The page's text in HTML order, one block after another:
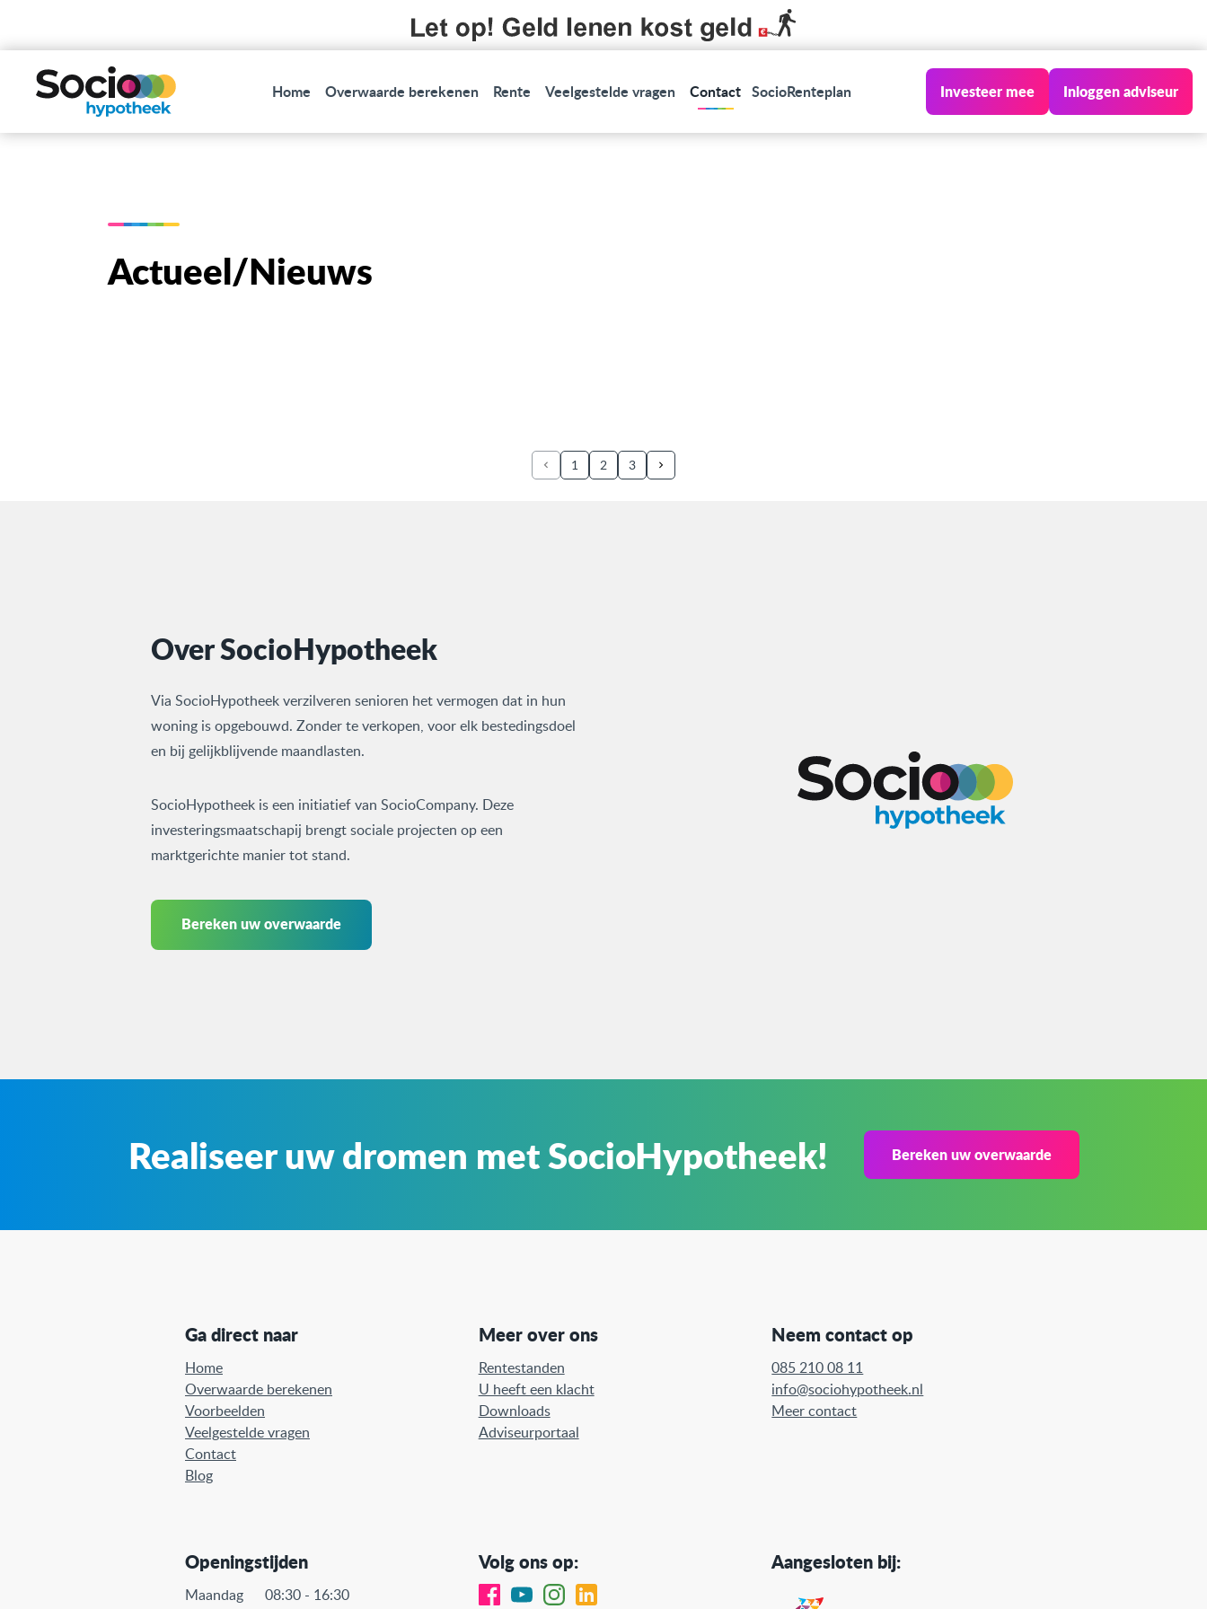
Home Overwaarde berekenen Rente Veelgestelde vragen Contact SocioRenteplan Investeer mee Inloggen adviseur
Actueel/Nieuws
1 2 3
Over SocioHypotheek
Via SocioHypotheek verzilveren senioren het vermogen dat in hun
woning is opgebouwd. Zonder te verkopen, voor elk bestedingsdoel
en bij gelijkblijvende maandlasten.
SocioHypotheek is een initiatief van SocioCompany. Deze
investeringsmaatschapij brengt sociale projecten op een
marktgerichte manier tot stand.
Bereken uw overwaarde
Realiseer uw dromen met SocioHypotheek! Bereken uw overwaarde
Ga direct naar
Home
Overwaarde berekenen
Voorbeelden
Veelgestelde vragen
Contact
Blog
Meer over ons
Rentestanden
U heeft een klacht
Downloads
Adviseurportaal
Neem contact op
085 210 08 11
info@sociohypotheek.nl
Meer contact
Openingstijden
Maandag 08:30 - 16:30
Volg ons op: Aangesloten bij: